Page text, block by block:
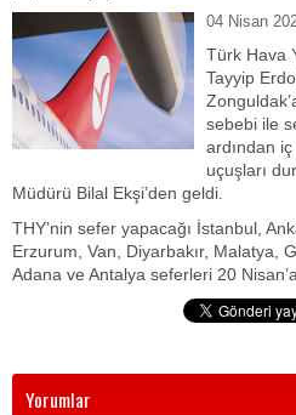
04 Nisan
Türk Hava
Tayyip
sebebi ile
ardından
uçuşları
Müdürü Bilal Ekşi’den geldi.
THY’nin sefer yapacağı İstanbul,
Erzurum, Van, Diyarbakır, Malatya,
Adana ve Antalya seferleri 20
Yorumlar